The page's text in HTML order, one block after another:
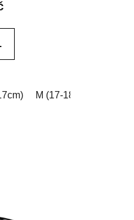
(vyplňte do poznámky v
(19-20cm) XXL (20-21cm)
M (17-18cm)